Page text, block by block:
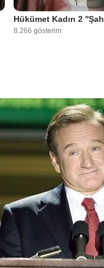
Hükümet Kadın 2
8.266 gösterim